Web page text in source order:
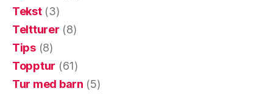
Tekst(3)
Teltturer (8)
Tips(8)
Topptur (61)
Tur med barn (5)